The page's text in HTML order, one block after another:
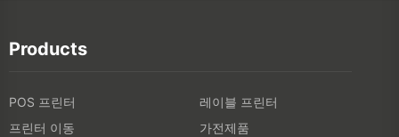
Products
POS 프린터
레이블 프린터
프린터 이동
가전제품